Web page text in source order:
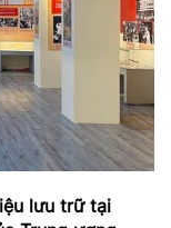
lưu trữ tại